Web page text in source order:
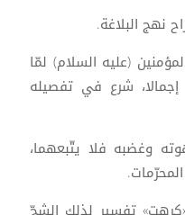
(عليه السلام) لمّا
إجمالا، شرع في تفصيله
وغضبه فلا يتّبعهما،